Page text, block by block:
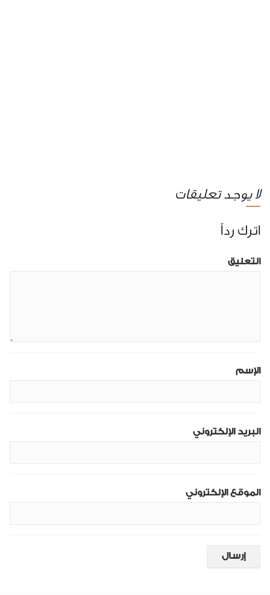
لا يوجد تعليقات
اترك رداً
التعليق
الإسم
البريد الإلكتروني
الموقع الإلكتروني